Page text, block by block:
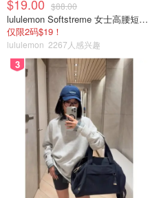
$19.00 $88.00
lululemon Softstreme 女士高腰短裤 10cm
仅限2码$19！
lululemon 2267人感兴趣
3